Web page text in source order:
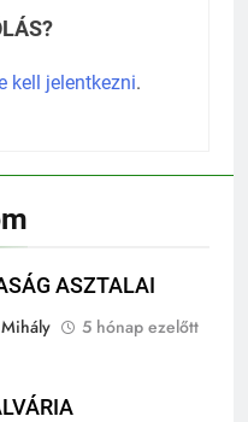
kell jelentkezni.
ASZTALAI
5 hónap ezelőtt